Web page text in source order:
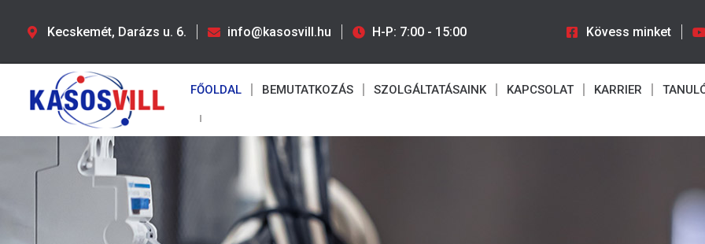
Kecskemét, Darázs u. 6. info@kasosvill.hu H-P: 7:00 - 15:00 Kövess minket
FŐOLDAL BEMUTATKOZÁS SZOLGÁLTATÁSAINK KAPCSOLAT KARRIER